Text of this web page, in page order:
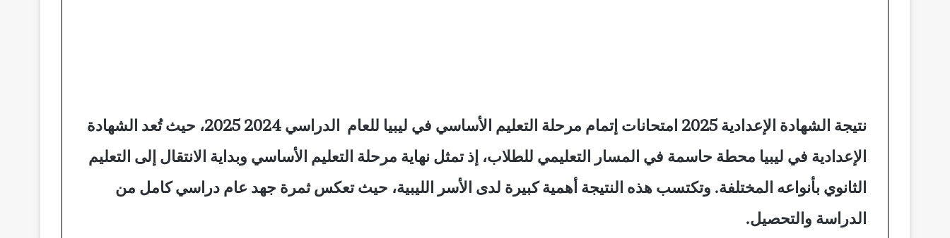
نتيجة الشهادة الإعدادية 2025 امتحانات إتمام مرحلة التعليم الأساسي في ليبيا للعام الدراسي 2024 2025، حيث تُعد الشهادة
الإعدادية في ليبيا محطة حاسمة في المسار التعليمي للطلاب، إذ تمثل نهاية مرحلة التعليم الأساسي وبداية الانتقال إلى التعليم
الثانوي بأنواعه المختلفة. وتكتسب هذه النتيجة أهمية كبيرة لدى الأسر الليبية، حيث تعكس ثمرة جهد عام دراسي كامل من
الدراسة والتحصيل.